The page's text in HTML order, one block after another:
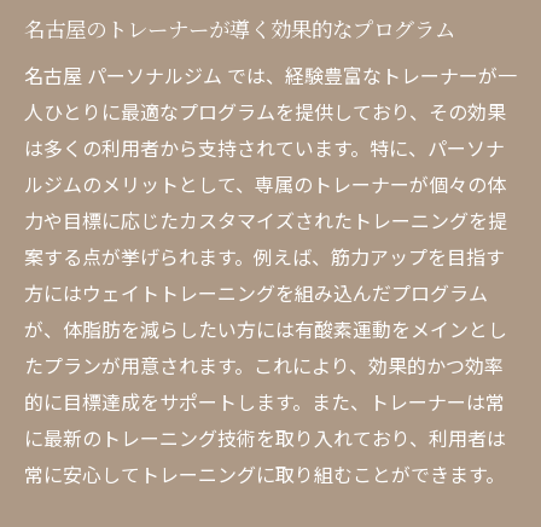
名古屋のトレーナーが導く効果的なプログラム
名古屋 パーソナルジム では、経験豊富なトレーナーが一
人ひとりに最適なプログラムを提供しており、その効果
は多くの利用者から支持されています。特に、パーソナ
ルジムのメリットとして、専属のトレーナーが個々の体
力や目標に応じたカスタマイズされたトレーニングを提
案する点が挙げられます。例えば、筋力アップを目指す
方にはウェイトトレーニングを組み込んだプログラム
が、体脂肪を減らしたい方には有酸素運動をメインとし
たプランが用意されます。これにより、効果的かつ効率
的に目標達成をサポートします。また、トレーナーは常
に最新のトレーニング技術を取り入れており、利用者は
常に安心してトレーニングに取り組むことができます。